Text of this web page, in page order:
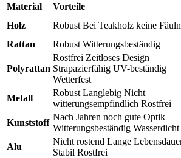
Material Vorteile
Holz
Robust Bei Teakholz keine
Rattan
Robust Witterungsbeständig
Polyrattan
Rostfrei Zeitloses Design
Strapazierfähig UV-beständig
Wetterfest
Metall
Robust Langlebig Nicht
witterungsempfindlich Rostfrei
Kunststoff
Nach Jahren noch gute Optik
Witterungsbeständig Wasserdicht
Alu
Nicht rostend Lange
Stabil Rostfrei